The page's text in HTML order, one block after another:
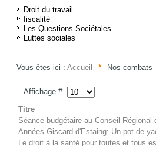
Droit du travail
fiscalité
Les Questions Sociétales
Luttes sociales
Vous êtes ici :Accueil Nos combats
Affichage #
Titre
Séance budgétaire au Conseil Régional
Années Giscard d'Estaing: Un pot de
Le droit à la santé pour toutes et tous